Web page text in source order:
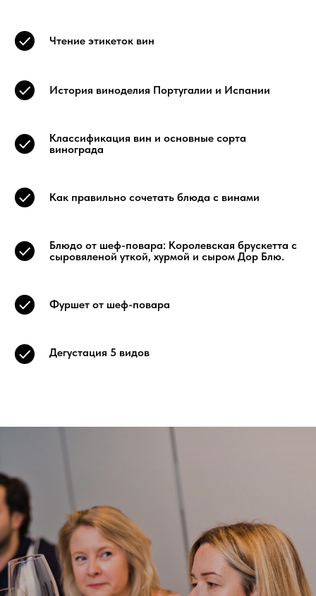
Чтение этикеток вин
История виноделия Португалии и Испании
Классификация вин и основные сорта
винограда
Как правильно сочетать блюда с винами
Блюдо от шеф-повара: Королевская брускетта с
сыровяленой уткой, хурмой и сыром Дор Блю.
Фуршет от шеф-повара
Дегустация 5 видов